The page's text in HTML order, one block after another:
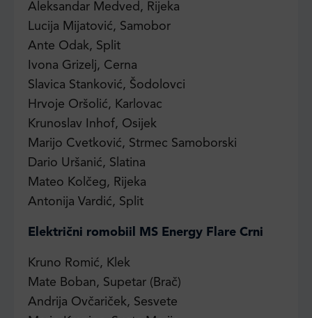
Aleksandar Medved, Rijeka
Lucija Mijatović, Samobor
Ante Odak, Split
Ivona Grizelj, Cerna
Slavica Stanković, Šodolovci
Hrvoje Oršolić, Karlovac
Krunoslav Inhof, Osijek
Marijo Cvetković, Strmec Samoborski
Dario Uršanić, Slatina
Mateo Kolčeg, Rijeka
Antonija Vardić, Split
Električni romobiil MS Energy Flare Crni
Kruno Romić, Klek
Mate Boban, Supetar (Brač)
Andrija Ovčariček, Sesvete